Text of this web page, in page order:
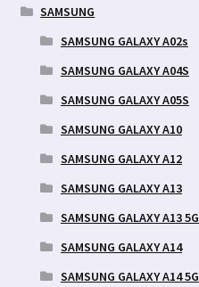
SAMSUNG
SAMSUNG GALAXY A02s
SAMSUNG GALAXY A04S
SAMSUNG GALAXY A05S
SAMSUNG GALAXY A10
SAMSUNG GALAXY A12
SAMSUNG GALAXY A13
SAMSUNG GALAXY A13 5G
SAMSUNG GALAXY A14
SAMSUNG GALAXY A14 5G